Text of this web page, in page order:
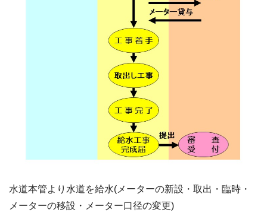
水道本管より水道を給水(メーターの新設・取出・臨時・
メーターの移設・メーター口径の変更)